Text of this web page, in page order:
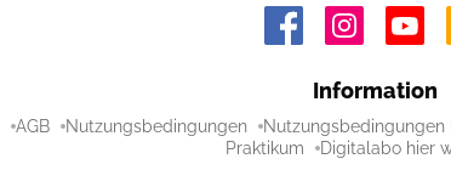
Information
AGB Nutzungsbedingungen Nutzungsbedingungen
Praktikum
Digitalabo hier